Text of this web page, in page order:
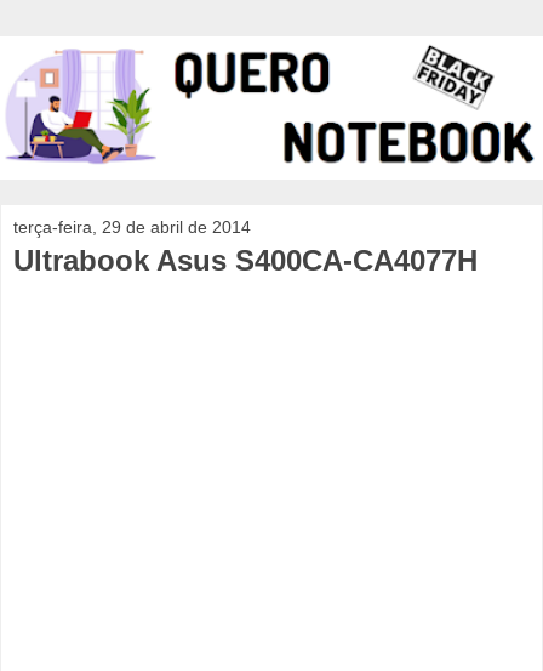
terça-feira, 29 de abril de 2014
Ultrabook Asus S400CA-CA4077H